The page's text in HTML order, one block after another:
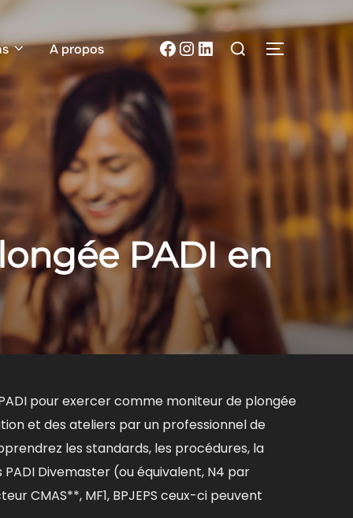
A propos Facebook
Instagram
LinkedIn
Rechercher :
PADI en
pour exercer comme moniteur de plongée
et des ateliers par un professionnel de
les standards, les procédures, la
Divemaster (ou équivalent, N4 par
CMAS**, MF1, BPJEPS ceux-ci peuvent